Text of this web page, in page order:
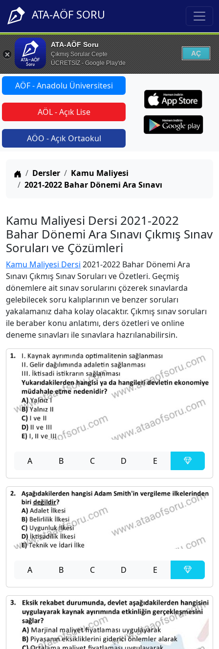
ATA-AÖF SORU
ATA-AÖF Soru
Çıkmış Sorular Cepte
ÜCRETSİZ - Google Play'de
AÇ
AÖF - Anadolu Üniversitesi
AÖL - Açık Lise
AÖO - Açık Ortaokul
Anasayfa
Dersler
Kamu Maliyesi
2021-2022 Bahar Dönemi Ara Sınavı
Kamu Maliyesi Dersi 2021-2022
Bahar Dönemi Ara Sınavı Çıkmış Sınav
Soruları ve Çözümleri
Kamu Maliyesi Dersi 2021-2022 Bahar Dönemi Ara
Sınavı Çıkmış Sınav Soruları ve Özetleri. Geçmiş
dönemlere ait sınav sorularını çözerek sınavlarda
gelebilecek soru kalıplarının ve benzer soruları
yakalamanız daha kolay olacaktır. Çıkmış sınav soruları
ile beraber konu anlatımı, ders özetleri ve online
deneme sınavları ile sınavlara hazrılanabilirsin.
A B C D E
A B C D E